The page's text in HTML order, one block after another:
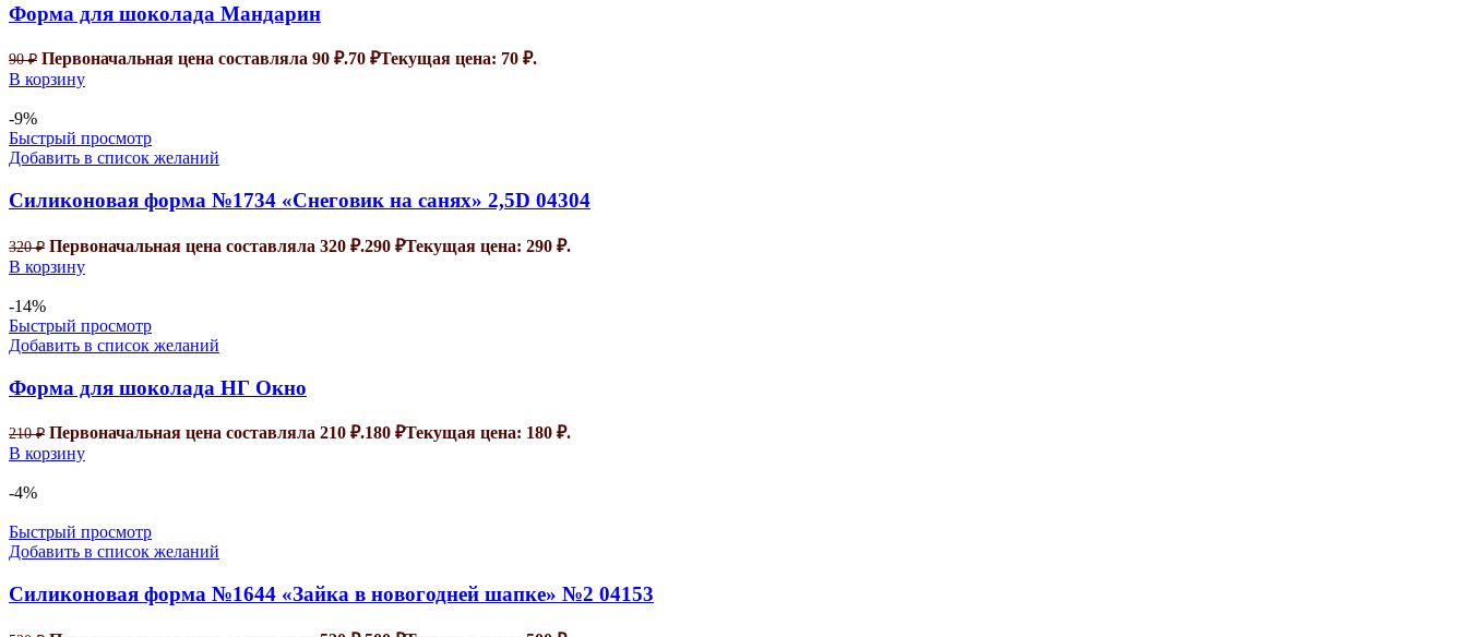
Форма для шоколада Мандарин
90₽ Первоначальная цена составляла 90 ₽.70 ₽Текущая цена: 70 ₽.
В корзину
-9%
Быстрый просмотр
Добавить в список желаний
Силиконовая форма №1734 «Снеговик на санях» 2,5D 04304
320₽ Первоначальная цена составляла 320 ₽.290 ₽Текущая цена: 290 ₽.
В корзину
-14%
Быстрый просмотр
Добавить в список желаний
Форма для шоколада НГ Окно
210₽ Первоначальная цена составляла 210 ₽.180 ₽Текущая цена: 180 ₽.
В корзину
-4%
Быстрый просмотр
Добавить в список желаний
Силиконовая форма №1644 «Зайка в новогодней шапке» №2 04153